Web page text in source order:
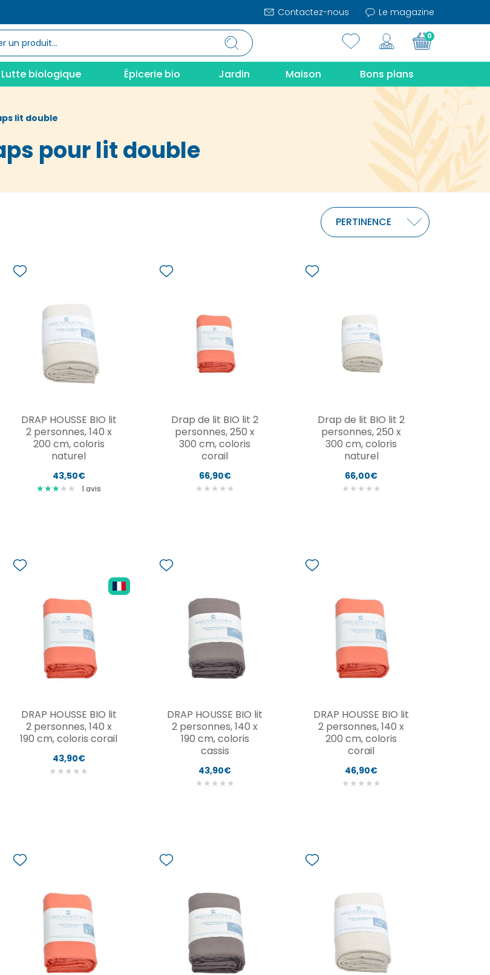
Contactez-nous Le magazine
0
Lutte biologique Épicerie bio Jardin Maison Bons plans
lit double
pour lit double
DRAP HOUSSE BIO lit
2 personnes, 140 x
200 cm, coloris
naturel
43,50€
★★★
★★★★ ★ 1 avis
Drap de lit BIO lit 2
personnes, 250 x
300 cm, coloris
corail
66,90€
★ ★ ★ ★ ★
Drap de lit BIO lit 2
personnes, 250 x
300 cm, coloris
naturel
66,00€
★ ★ ★ ★ ★
DRAP HOUSSE BIO lit
2 personnes, 140 x
190 cm, coloris corail
43,90€
★ ★ ★ ★ ★
DRAP HOUSSE BIO lit
2 personnes, 140 x
190 cm, coloris
cassis
43,90€
★ ★ ★ ★ ★
DRAP HOUSSE BIO lit
2 personnes, 140 x
200 cm, coloris
corail
46,90€
★ ★ ★ ★ ★